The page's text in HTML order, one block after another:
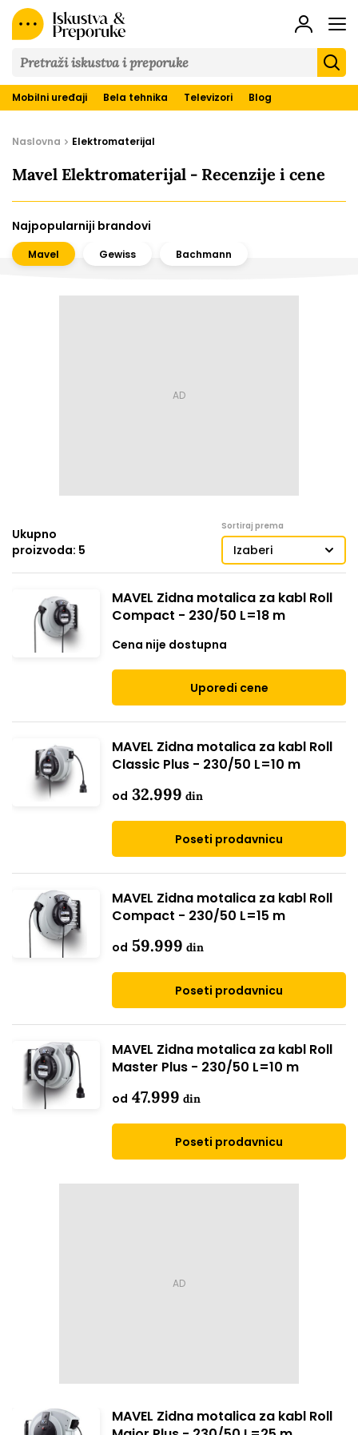
&
Preporuke
Mobilni uređaji Bela tehnika Televizori Blog
Naslovna Elektromaterijal
Mavel Elektromaterijal - Recenzije i cene
Najpopularniji brandovi
Mavel Gewiss Bachmann
Ukupno
proizvoda: 5
Sortiraj prema
Izaberi
MAVEL Zidna motalica za kabl Roll
Compact - 230/50 L=18 m
Cena nije dostupna
Uporedi cene
MAVEL Zidna motalica za kabl Roll
Classic Plus - 230/50 L=10 m
od 32.999 din
Poseti prodavnicu
MAVEL Zidna motalica za kabl Roll
Compact - 230/50 L=15 m
od 59.999 din
Poseti prodavnicu
MAVEL Zidna motalica za kabl Roll
Master Plus - 230/50 L=10 m
od 47.999 din
Poseti prodavnicu
MAVEL Zidna motalica za kabl Roll